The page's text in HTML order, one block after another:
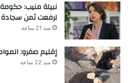
نبيلة منيب:
لرفعت ثمن سجادة
منذ 21 ساعة
إقليم صفرو:
منذ 22 ساعة